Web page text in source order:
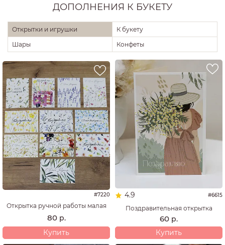
ДОПОЛНЕНИЯ К БУКЕТУ
Открытки и игрушки
К букету
Шары
Конфеты
#7220
Открытка ручной работы малая
80 р.
Купить
4.9 #6615
Поздравительная открытка
60 р.
Купить